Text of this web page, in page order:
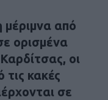
από
ορισμένα
οι
τις κακές
σε